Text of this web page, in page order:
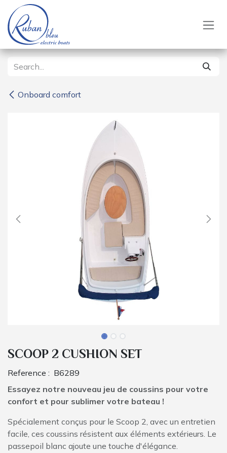
Skip to Content
Onboard comfort
SCOOP 2 CUSHION SET
Reference : B6289
Essayez notre nouveau jeu de coussins pour votre
confort et pour sublimer votre bateau !
Spécialement conçus pour le Scoop 2, avec un entretien
facile, ces coussins résistent aux éléments extérieurs. Le
passepoil blanc ajoute une touche d'élégance.